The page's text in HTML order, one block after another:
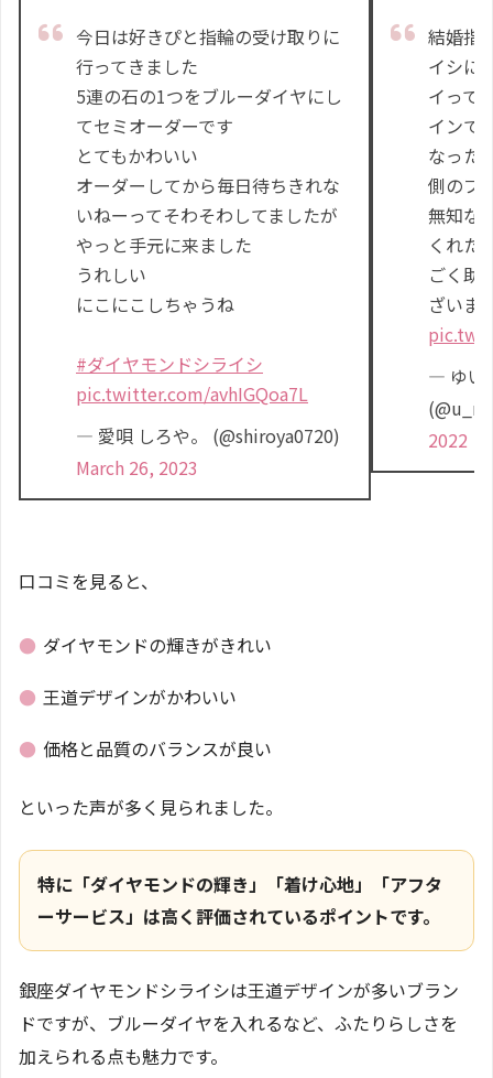
今日は好きぴと指輪の受け取りに
行ってきました
5連の石の1つをブルーダイヤにし
てセミオーダーです
とてもかわいい
オーダーしてから毎日待ちきれな
いねーってそわそわしてましたが
やっと手元に来ました
うれしい
にこにこしちゃうね
#ダイヤモンドシライシ
pic.twitter.com/avhIGQoa7L
— 愛唄 しろや。 (@shiroya0720)
March 26, 2023
結婚指
イシに
イって
インで
なった
側のブ
無知な
くれた
ごく助
ざいま
— ゆい
2022
口コミを見ると、
● ダイヤモンドの輝きがきれい
● 王道デザインがかわいい
● 価格と品質のバランスが良い
といった声が多く見られました。
特に「ダイヤモンドの輝き」「着け心地」「アフタ
ーサービス」は高く評価されているポイントです。
銀座ダイヤモンドシライシは王道デザインが多いブラン
ドですが、ブルーダイヤを入れるなど、ふたりらしさを
加えられる点も魅力です。